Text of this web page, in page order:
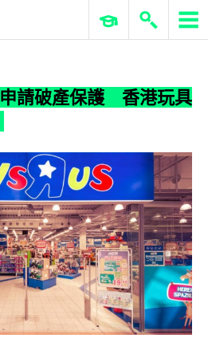
ERP 與商業 AI
申請破產保護 香港玩具